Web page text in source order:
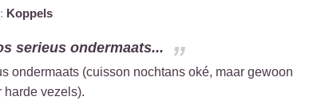
Koppels
serieus ondermaats...
ondermaats (cuisson nochtans oké, maar gewoon
harde vezels).